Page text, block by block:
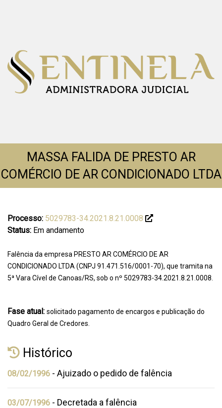
MASSA FALIDA DE PRESTO AR
COMÉRCIO DE AR CONDICIONADO LTDA
Processo: 5029783-34.2021.8.21.0008
Status: Em andamento
Falência da empresa PRESTO AR COMÉRCIO DE AR
CONDICIONADO LTDA (CNPJ 91.471.516/0001-70), que tramita na
5ª Vara Cível de Canoas/RS, sob o nº 5029783-34.2021.8.21.0008.
Fase atual: solicitado pagamento de encargos e publicação do
Quadro Geral de Credores.
Histórico
08/02/1996 - Ajuizado o pedido de falência
03/07/1996 - Decretada a falência